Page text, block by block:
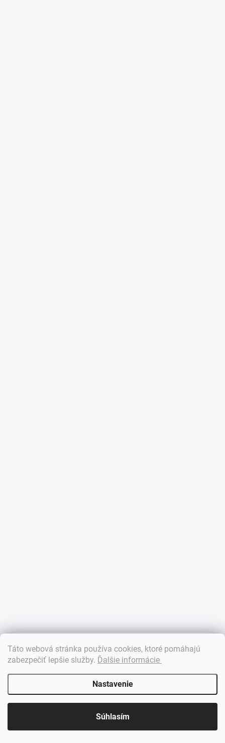
Táto webová stránka používa cookies, ktoré pomáhajú
zabezpečiť lepšie služby. Ďalšie informácie
Nastavenie
Súhlasím
Dobrý deň! 👋 Pomôžem vám nájsť správny diel. Napíšte mi.